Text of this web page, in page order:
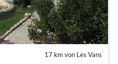
17 km von Les Vans